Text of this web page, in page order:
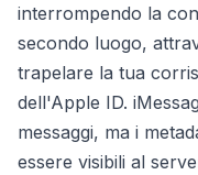
interrompendo la
secondo luogo,
trapelare la tua
dell'Apple ID.
messaggi, ma i
essere visibili al